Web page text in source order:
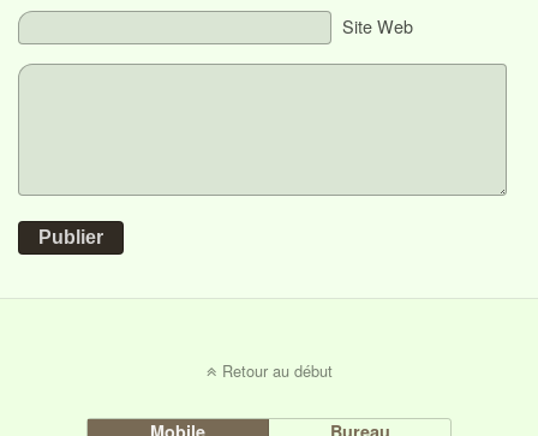
Site Web
Publier
Retour au début